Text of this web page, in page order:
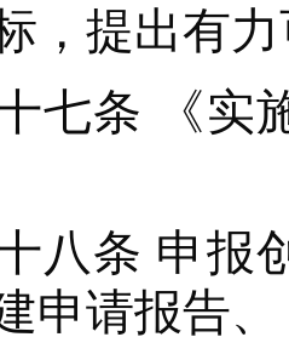
，提出有
条 《实施
条 申报创
申请报告